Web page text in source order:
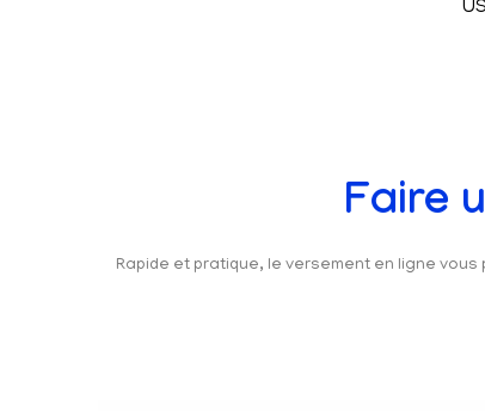
Faire
Rapide et pratique, le versement en ligne